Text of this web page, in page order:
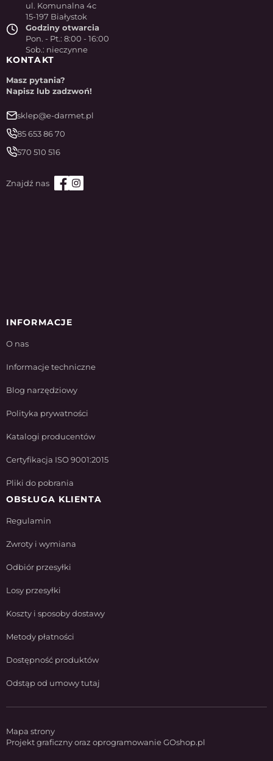
ul. Komunalna 4c
15-197 Białystok
Godziny otwarcia
Pon. - Pt.: 8:00 - 16:00
Sob.: nieczynne
KONTAKT
Masz pytania?
Napisz lub zadzwoń!
sklep@e-darmet.pl
85 653 86 70
570 510 516
INFORMACJE
O nas
Informacje techniczne
Blog narzędziowy
Polityka prywatności
Katalogi producentów
Certyfikacja ISO 9001:2015
Pliki do pobrania
OBSŁUGA KLIENTA
Regulamin
Zwroty i wymiana
Odbiór przesyłki
Losy przesyłki
Koszty i sposoby dostawy
Metody płatności
Dostępność produktów
Odstąp od umowy tutaj
Mapa strony
Projekt graficzny oraz oprogramowanie GOshop.pl